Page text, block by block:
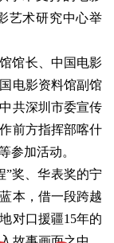
艺术研究中心举
馆长、中国电影
电影资料馆副馆
共深圳市委宣传
前方指挥部喀什
参加活动。
”奖、华表奖的宁
本，借一段跨越
对口援疆15年的